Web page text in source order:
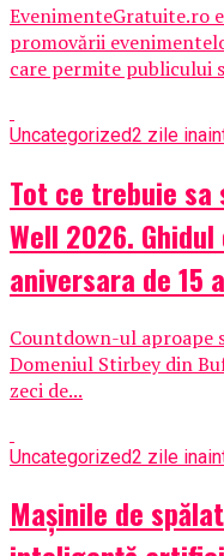
EvenimenteGratuite.ro
promovării
care permite publicului
Uncategorized2 zile
Tot ce trebuie
Well 2026.
aniversara de 15
Countdown-ul aproape
Domeniul Stirbey din
zeci de...
Uncategorized2 zile
Mașinile de